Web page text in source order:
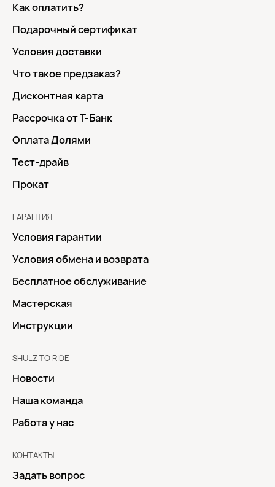
Как оплатить?
Подарочный сертификат
Условия доставки
Что такое предзаказ?
Дисконтная карта
Рассрочка от Т-Банк
Оплата Долями
Тест-драйв
Прокат
ГАРАНТИЯ
Условия гарантии
Условия обмена и возврата
Бесплатное обслуживание
Мастерская
Инструкции
SHULZ TO RIDE
Новости
Наша команда
Работа у нас
КОНТАКТЫ
Задать вопрос